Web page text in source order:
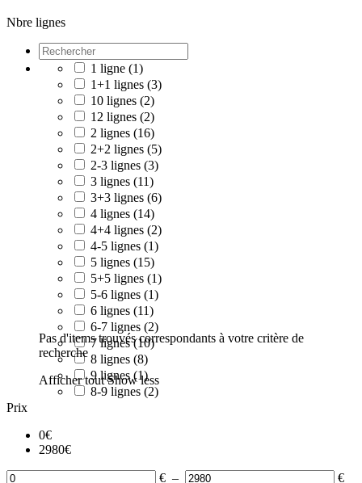
Nbre lignes
1 ligne (1)
1+1 lignes (3)
10 lignes (2)
12 lignes (2)
2 lignes (16)
2+2 lignes (5)
2-3 lignes (3)
3 lignes (11)
3+3 lignes (6)
4 lignes (14)
4+4 lignes (2)
4-5 lignes (1)
5 lignes (15)
5+5 lignes (1)
5-6 lignes (1)
6 lignes (11)
6-7 lignes (2)
7 lignes (10)
8 lignes (8)
9 lignes (1)
8-9 lignes (2)
Pas d'items trouvés correspondants à votre critère de
recherche
Afficher tout Show less
Prix
0€
2980€
€ – €